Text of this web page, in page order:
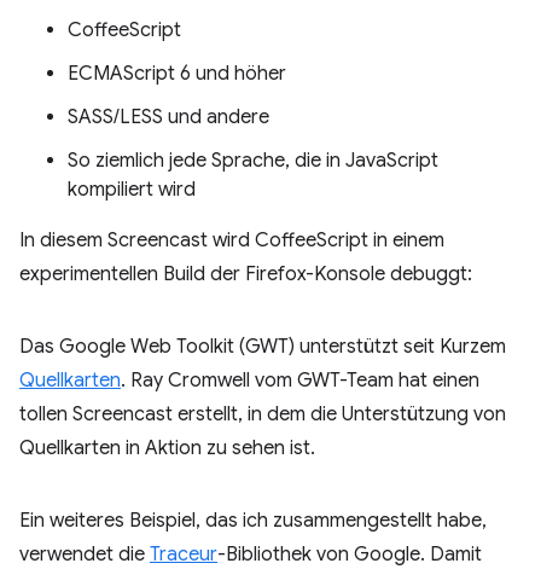
CoffeeScript
ECMAScript 6 und höher
SASS/LESS und andere
So ziemlich jede Sprache, die in JavaScript
kompiliert wird
In diesem Screencast wird CoffeeScript in einem
experimentellen Build der Firefox-Konsole debuggt:
Das Google Web Toolkit (GWT) unterstützt seit Kurzem
Quellkarten. Ray Cromwell vom GWT-Team hat einen
tollen Screencast erstellt, in dem die Unterstützung von
Quellkarten in Aktion zu sehen ist.
Ein weiteres Beispiel, das ich zusammengestellt habe,
verwendet die Traceur-Bibliothek von Google. Damit